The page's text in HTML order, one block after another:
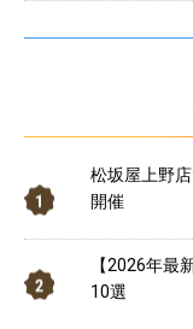
松坂屋上野
開催
【2026年最
10選